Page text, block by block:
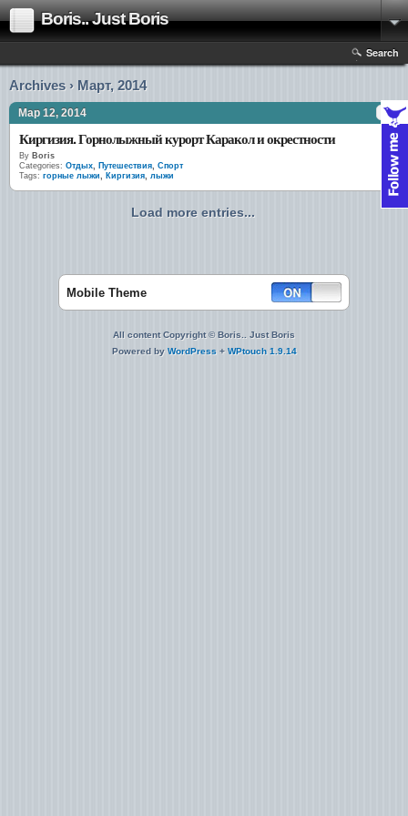
Boris.. Just Boris
Search
Archives › Март, 2014
Мар 12, 2014
Киргизия. Горнолыжный курорт Каракол и окрестности
By Boris
Categories: Отдых, Путешествия, Спорт
Tags: горные лыжи, Киргизия, лыжи
Load more entries...
Mobile Theme
All content Copyright © Boris.. Just Boris
Powered by WordPress + WPtouch 1.9.14